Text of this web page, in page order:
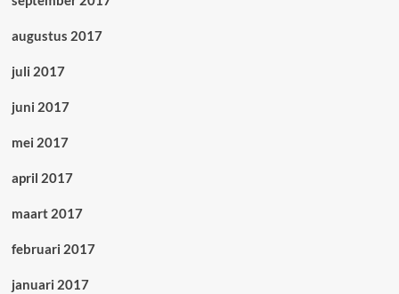
augustus 2017
juli 2017
juni 2017
mei 2017
april 2017
maart 2017
februari 2017
januari 2017